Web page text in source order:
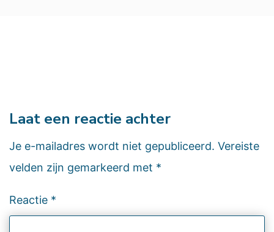
Laat een reactie achter
Je e-mailadres wordt niet gepubliceerd. Vereiste
velden zijn gemarkeerd met *
Reactie *